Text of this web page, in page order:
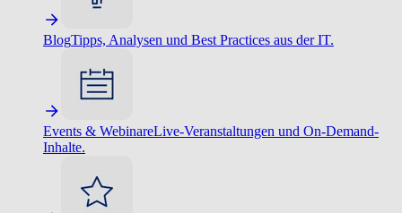
BlogTipps, Analysen und Best Practices aus der IT.
Events & WebinareLive-Veranstaltungen und On-Demand-
Inhalte.